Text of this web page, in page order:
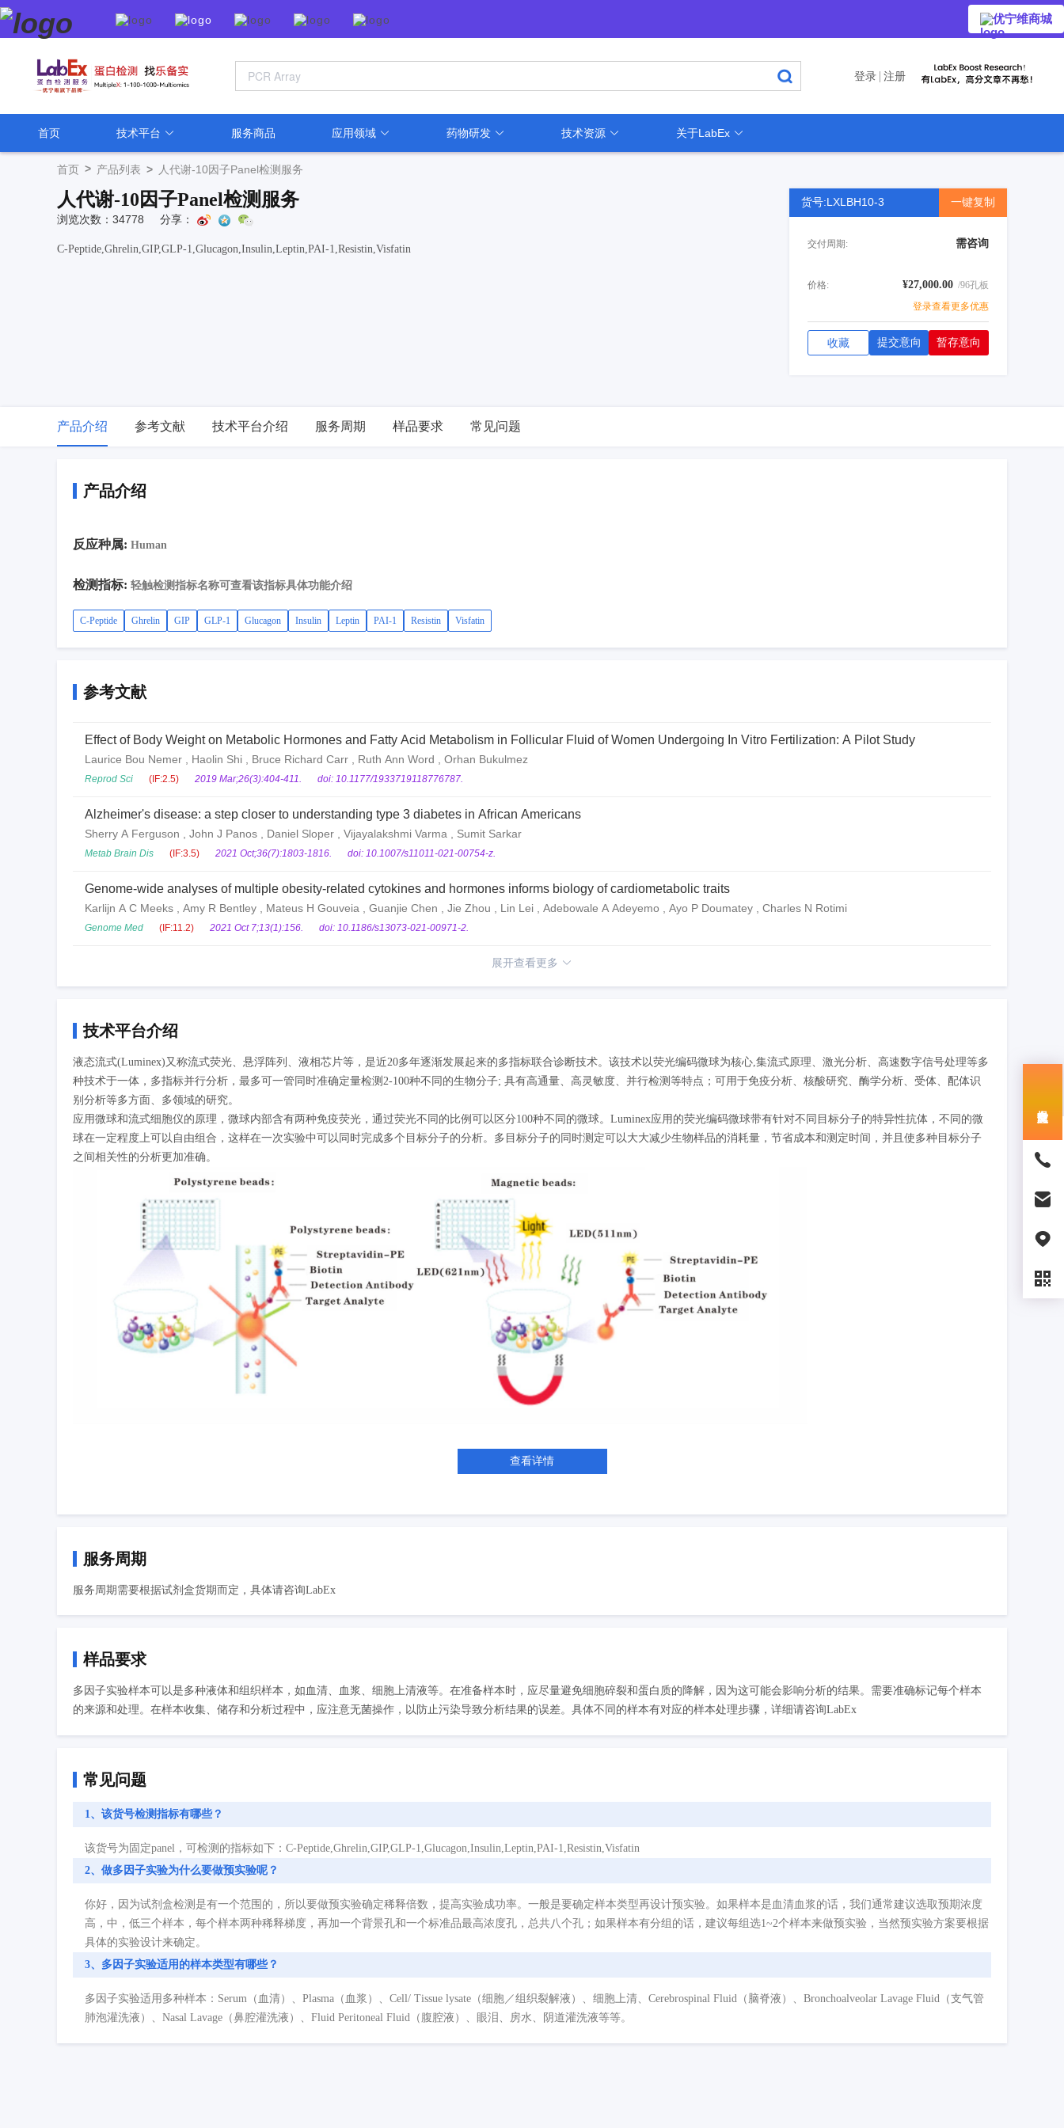
优宁维商城
登录 注册
首页 技术平台 服务商品 应用领域 药物研发 技术资源 关于LabEx
首页 > 产品列表 > 人代谢-10因子Panel检测服务
人代谢-10因子Panel检测服务
浏览次数：34778 分享：
C-Peptide,Ghrelin,GIP,GLP-1,Glucagon,Insulin,Leptin,PAI-1,Resistin,Visfatin
货号:LXLBH10-3 一键复制
交付周期: 需咨询
价格: ¥27,000.00 /96孔板
登录查看更多优惠
收藏 提交意向 暂存意向
产品介绍 参考文献 技术平台介绍 服务周期 样品要求 常见问题
产品介绍
反应种属: Human
检测指标: 轻触检测指标名称可查看该指标具体功能介绍
C-Peptide Ghrelin GIP GLP-1 Glucagon Insulin Leptin PAI-1 Resistin Visfatin
参考文献
Effect of Body Weight on Metabolic Hormones and Fatty Acid Metabolism in Follicular Fluid of Women Undergoing In Vitro Fertilization: A Pilot Study
Laurice Bou Nemer , Haolin Shi , Bruce Richard Carr , Ruth Ann Word , Orhan Bukulmez
Reprod Sci (IF:2.5) 2019 Mar;26(3):404-411. doi: 10.1177/1933719118776787.
Alzheimer's disease: a step closer to understanding type 3 diabetes in African Americans
Sherry A Ferguson , John J Panos , Daniel Sloper , Vijayalakshmi Varma , Sumit Sarkar
Metab Brain Dis (IF:3.5) 2021 Oct;36(7):1803-1816. doi: 10.1007/s11011-021-00754-z.
Genome-wide analyses of multiple obesity-related cytokines and hormones informs biology of cardiometabolic traits
Karlijn A C Meeks , Amy R Bentley , Mateus H Gouveia , Guanjie Chen , Jie Zhou , Lin Lei , Adebowale A Adeyemo , Ayo P Doumatey , Charles N Rotimi
Genome Med (IF:11.2) 2021 Oct 7;13(1):156. doi: 10.1186/s13073-021-00971-2.
展开查看更多
技术平台介绍
液态流式(Luminex)又称流式荧光、悬浮阵列、液相芯片等，是近20多年逐渐发展起来的多指标联合诊断技术。该技术以荧光编码微球为核心,集流式原理、激光分析、高速数字信号处理等多
种技术于一体，多指标并行分析，最多可一管同时准确定量检测2-100种不同的生物分子; 具有高通量、高灵敏度、并行检测等特点；可用于免疫分析、核酸研究、酶学分析、受体、配体识
别分析等多方面、多领域的研究。
应用微球和流式细胞仪的原理，微球内部含有两种免疫荧光，通过荧光不同的比例可以区分100种不同的微球。Luminex应用的荧光编码微球带有针对不同目标分子的特异性抗体，不同的微
球在一定程度上可以自由组合，这样在一次实验中可以同时完成多个目标分子的分析。多目标分子的同时测定可以大大减少生物样品的消耗量，节省成本和测定时间，并且使多种目标分子
之间相关性的分析更加准确。
查看详情
服务周期
服务周期需要根据试剂盒货期而定，具体请咨询LabEx
样品要求
多因子实验样本可以是多种液体和组织样本，如血清、血浆、细胞上清液等。在准备样本时，应尽量避免细胞碎裂和蛋白质的降解，因为这可能会影响分析的结果。需要准确标记每个样本
的来源和处理。在样本收集、储存和分析过程中，应注意无菌操作，以防止污染导致分析结果的误差。具体不同的样本有对应的样本处理步骤，详细请咨询LabEx
常见问题
1、该货号检测指标有哪些？
该货号为固定panel，可检测的指标如下：C-Peptide,Ghrelin,GIP,GLP-1,Glucagon,Insulin,Leptin,PAI-1,Resistin,Visfatin
2、做多因子实验为什么要做预实验呢？
你好，因为试剂盒检测是有一个范围的，所以要做预实验确定稀释倍数，提高实验成功率。一般是要确定样本类型再设计预实验。如果样本是血清血浆的话，我们通常建议选取预期浓度
高，中，低三个样本，每个样本两种稀释梯度，再加一个背景孔和一个标准品最高浓度孔，总共八个孔；如果样本有分组的话，建议每组选1~2个样本来做预实验，当然预实验方案要根据
具体的实验设计来确定。
3、多因子实验适用的样本类型有哪些？
多因子实验适用多种样本：Serum（血清）、Plasma（血浆）、Cell/ Tissue lysate（细胞／组织裂解液）、细胞上清、Cerebrospinal Fluid（脑脊液）、Bronchoalveolar Lavage Fluid（支气管
肺泡灌洗液）、Nasal Lavage（鼻腔灌洗液）、Fluid Peritoneal Fluid（腹腔液）、眼泪、房水、阴道灌洗液等等。